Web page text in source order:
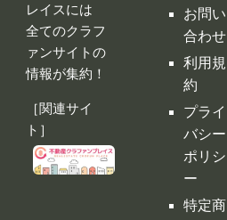
クラファンプ
レイス。
クラファンプ
レイスには
全てのクラフ
ァンサイトの
情報が集約！
［関連サイ
修正依
頼フォ
ーム
お問い
合わせ
利用規
約
プライ
バシー